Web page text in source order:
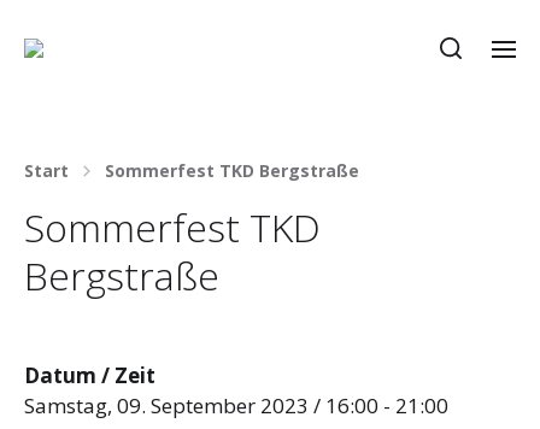
Start Sommerfest TKD Bergstraße
Sommerfest TKD
Bergstraße
Datum / Zeit
Samstag, 09. September 2023 / 16:00 - 21:00